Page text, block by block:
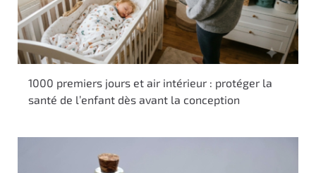
1000 premiers jours et air intérieur : protéger la
santé de l’enfant dès avant la conception